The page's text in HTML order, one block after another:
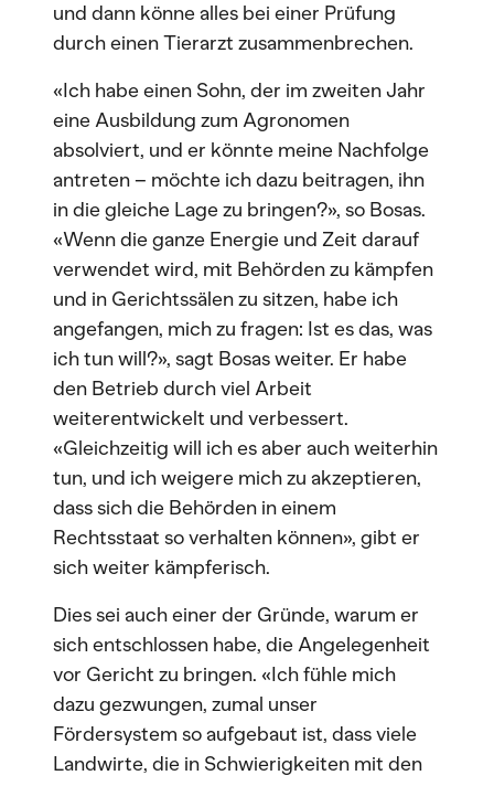
und dann könne alles bei einer Prüfung
durch einen Tierarzt zusammenbrechen.
«Ich habe einen Sohn, der im zweiten Jahr
eine Ausbildung zum Agronomen
absolviert, und er könnte meine Nachfolge
antreten – möchte ich dazu beitragen, ihn
in die gleiche Lage zu bringen?», so Bosas.
«Wenn die ganze Energie und Zeit darauf
verwendet wird, mit Behörden zu kämpfen
und in Gerichtssälen zu sitzen, habe ich
angefangen, mich zu fragen: Ist es das, was
ich tun will?», sagt Bosas weiter. Er habe
den Betrieb durch viel Arbeit
weiterentwickelt und verbessert.
«Gleichzeitig will ich es aber auch weiterhin
tun, und ich weigere mich zu akzeptieren,
dass sich die Behörden in einem
Rechtsstaat so verhalten können», gibt er
sich weiter kämpferisch.
Dies sei auch einer der Gründe, warum er
sich entschlossen habe, die Angelegenheit
vor Gericht zu bringen. «Ich fühle mich
dazu gezwungen, zumal unser
Fördersystem so aufgebaut ist, dass viele
Landwirte, die in Schwierigkeiten mit den